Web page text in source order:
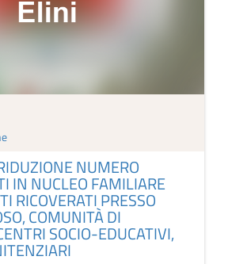
NUMERO
IN NUCLEO FAMILIARE
RICOVERATI PRESSO
COMUNITÀ DI
SOCIO-EDUCATIVI,